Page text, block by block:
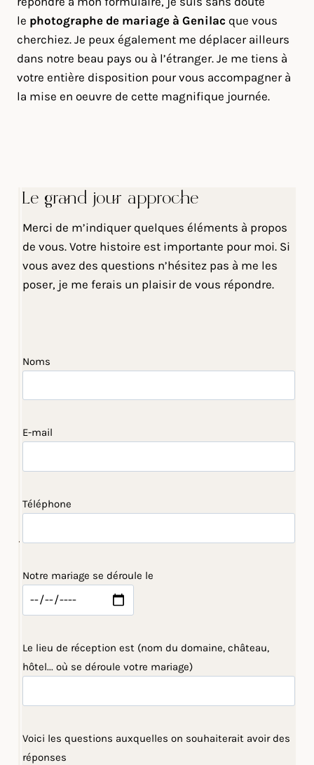
le photographe de mariage à Genilac que vous
cherchiez. Je peux également me déplacer ailleurs
dans notre beau pays ou à l’étranger. Je me tiens à
votre entière disposition pour vous accompagner à
la mise en oeuvre de cette magnifique journée.
Le grand jour approche
Merci de m’indiquer quelques éléments à propos
de vous. Votre histoire est importante pour moi. Si
vous avez des questions n’hésitez pas à me les
poser, je me ferais un plaisir de vous répondre.
Noms
E-mail
Téléphone
Notre mariage se déroule le
Le lieu de réception est (nom du domaine, château,
hôtel... où se déroule votre mariage)
Voici les questions auxquelles on souhaiterait avoir des
réponses